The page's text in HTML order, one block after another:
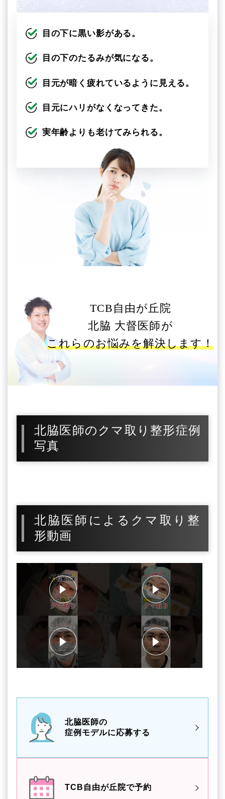
目の下に黒い影がある。
目の下のたるみが気になる。
目元が暗く疲れているように見える。
目元にハリがなくなってきた。
実年齢よりも老けてみられる。
TCB自由が丘院
北脇 大督医師が
これらのお悩みを解決します！
北脇医師のクマ取り整形症例
写真
北脇医師によるクマ取り整
形動画
北脇医師の
症例モデルに応募する
TCB自由が丘院で予約